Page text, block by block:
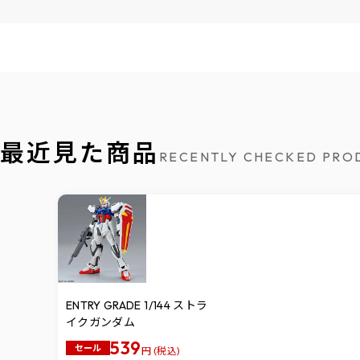
最近見た商品 RECENTLY CHECKED
ENTRY GRADE 1/144 ストラ
イクガンダム
セール 539円 (税込)